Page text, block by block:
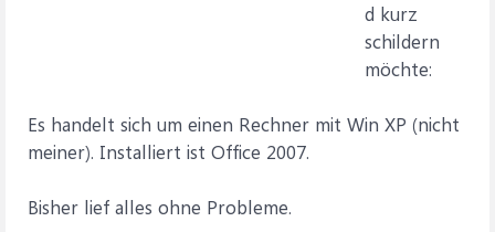
d kurz
schildern
möchte:
Es handelt sich um einen Rechner mit Win XP (nicht
meiner). Installiert ist Office 2007.
Bisher lief alles ohne Probleme.